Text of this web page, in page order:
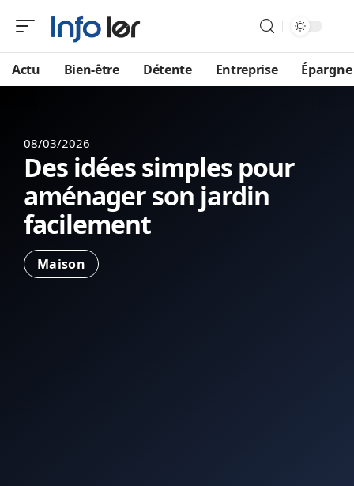
Actu Bien-être Détente Entreprise Épargne
08/03/2026
Des idées simples pour
aménager son jardin
facilement
Maison